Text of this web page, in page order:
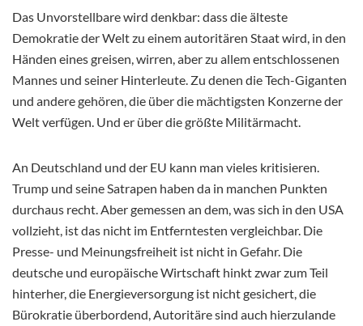
Das Unvorstellbare wird denkbar: dass die älteste
Demokratie der Welt zu einem autoritären Staat wird, in den
Händen eines greisen, wirren, aber zu allem entschlossenen
Mannes und seiner Hinterleute. Zu denen die Tech-Giganten
und andere gehören, die über die mächtigsten Konzerne der
Welt verfügen. Und er über die größte Militärmacht.
An Deutschland und der EU kann man vieles kritisieren.
Trump und seine Satrapen haben da in manchen Punkten
durchaus recht. Aber gemessen an dem, was sich in den USA
vollzieht, ist das nicht im Entferntesten vergleichbar. Die
Presse- und Meinungsfreiheit ist nicht in Gefahr. Die
deutsche und europäische Wirtschaft hinkt zwar zum Teil
hinterher, die Energieversorgung ist nicht gesichert, die
Bürokratie überbordend, Autoritäre sind auch hierzulande